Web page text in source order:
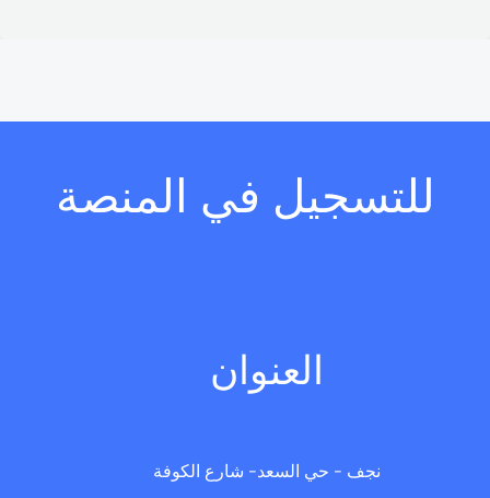
للتسجيل في المنصة
العنوان
نجف - حي السعد- شارع الكوفة